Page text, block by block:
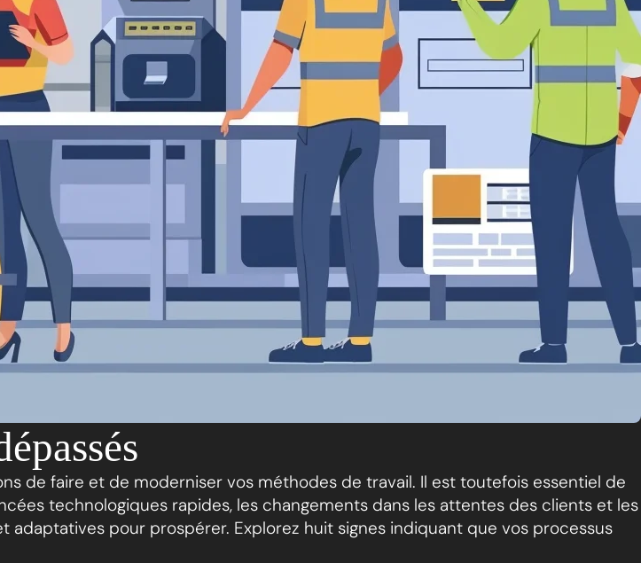
de faire et de moderniser vos méthodes de travail. Il est toutefois essentiel de
technologiques rapides, les changements dans les attentes des clients et les
pour prospérer. Explorez huit signes indiquant que vos processus